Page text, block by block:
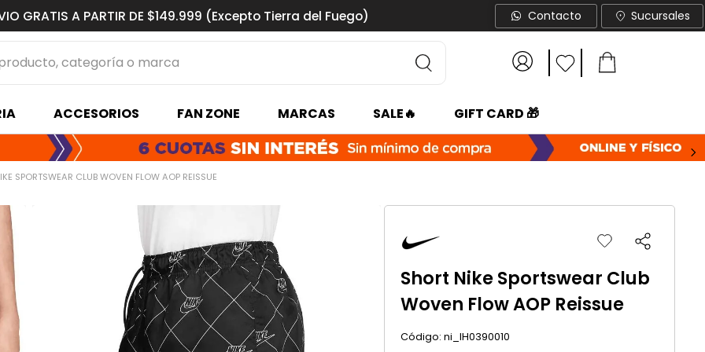
GRATIS A PARTIR DE $149.999 (Excepto Tierra del Fuego) Contacto Sucursales
categoría o marca
ACCESORIOS FAN ZONE MARCAS SALE🔥 GIFT CARD 🎁
SPORTSWEAR CLUB WOVEN FLOW AOP REISSUE
Short Nike Sportswear Club
Woven Flow AOP Reissue
: ni_IH0390010